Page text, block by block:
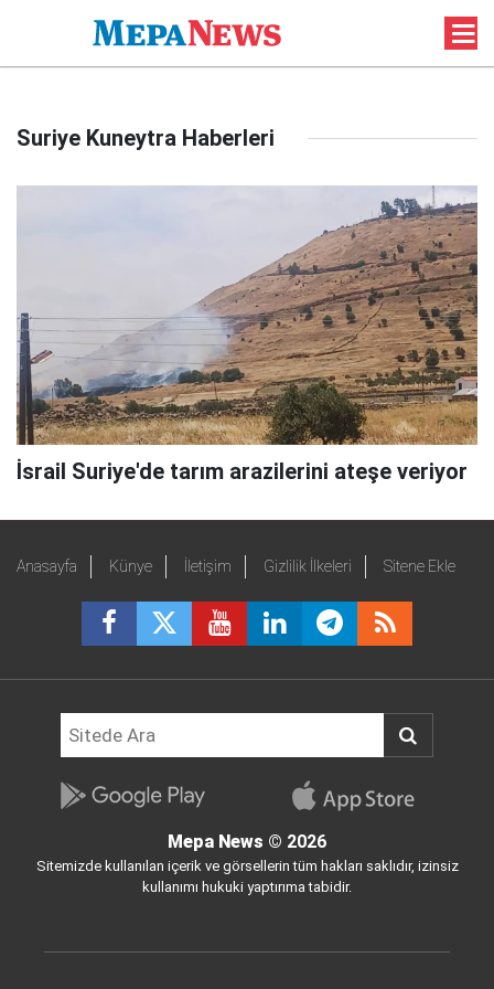
Suriye Kuneytra Haberleri
İsrail Suriye'de tarım arazilerini ateşe veriyor
Anasayfa Künye İletişim Gizlilik İlkeleri Sitene Ekle
Mepa News © 2026
Sitemizde kullanılan içerik ve görsellerin tüm hakları saklıdır, izinsiz
kullanımı hukuki yaptırıma tabidir.